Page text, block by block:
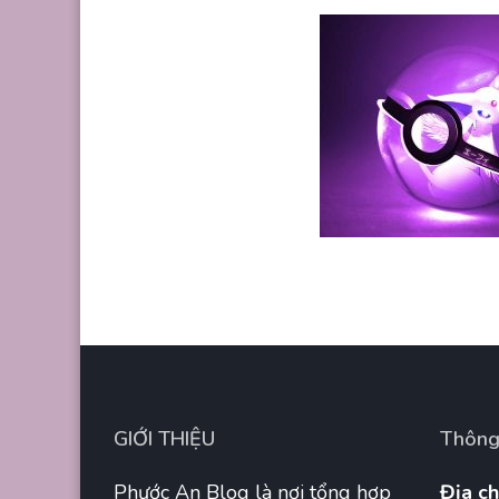
GIỚI THIỆU
Phước An Blog là nơi tổng hợp
Địa